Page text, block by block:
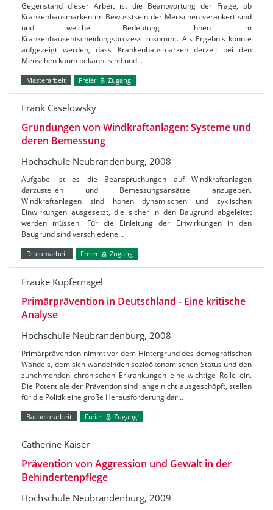
Gegenstand dieser Arbeit ist die Beantwortung der Frage, ob
Krankenhausmarken im Bewusstsein der Menschen verankert sind
und welche Bedeutung ihnen im
Krankenhausentscheidungsprozess zukommt. Als Ergebnis konnte
aufgezeigt werden, dass Krankenhausmarken derzeit bei den
Menschen kaum bekannt sind und…
Masterarbeit Freier Zugang
Frank Caselowsky
Gründungen von Windkraftanlagen: Systeme und
deren Bemessung
Hochschule Neubrandenburg, 2008
Aufgabe ist es die Beanspruchungen auf Windkraftanlagen
darzustellen und Bemessungsansätze anzugeben.
Windkraftanlagen sind hohen dynamischen und zyklischen
Einwirkungen ausgesetzt, die sicher in den Baugrund abgeleitet
werden müssen. Für die Einleitung der Einwirkungen in den
Baugrund sind verschiedene…
Diplomarbeit Freier Zugang
Frauke Kupfernagel
Primärprävention in Deutschland - Eine kritische
Analyse
Hochschule Neubrandenburg, 2008
Primärprävention nimmt vor dem Hintergrund des demografischen
Wandels, dem sich wandelnden sozioökonomischen Status und den
zunehmenden chronischen Erkrankungen eine wichtige Rolle ein.
Die Potentiale der Prävention sind lange nicht ausgeschöpft, stellen
für die Politik eine große Herausforderung dar…
Bachelorarbeit Freier Zugang
Catherine Kaiser
Prävention von Aggression und Gewalt in der
Behindertenpflege
Hochschule Neubrandenburg, 2009